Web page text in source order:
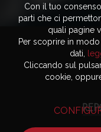
Con il tuo
parti che ci
quali pagine
Per scoprire in
dati,
Cliccando sul
cookie,